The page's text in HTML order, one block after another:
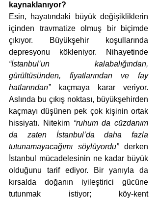
kaynaklanıyor?
Esin, hayatındaki büyük değişikliklerin
içinden travmatize olmuş bir biçimde
çıkıyor. Büyükşehir koşullarında
“İstanbul’un kalabalığından,
gürültüsünden, fiyatlarından ve fay
hatlarından” kaçmaya karar veriyor.
Aslında bu çıkış noktası, büyükşehirden
kaçmayı düşünen pek çok kişinin ortak
hissiyatı. Nitekim “ruhum da cüzdanım
da zaten İstanbul’da daha fazla
tutunamayacağımı söylüyordu” derken
İstanbul mücadelesinin ne kadar büyük
olduğunu tarif ediyor. Bir yanıyla da
kırsalda doğanın iyileştirici gücüne
tutunmak istiyor; köy-kent